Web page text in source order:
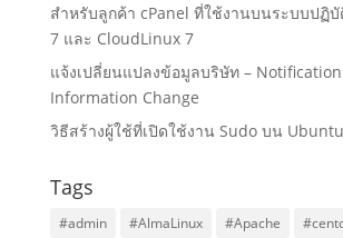
สำหรับลูกค้า cPanel ที่ใช้งานบนระบบปฏิบั
7 และ CloudLinux 7
แจ้งเปลี่ยนแปลงข้อมูลบริษัท –
Information Change
วิธีสร้างผู้ใช้ที่เปิดใช้งาน Sudo บน Ubuntu
Tags
#admin #AlmaLinux #Apache